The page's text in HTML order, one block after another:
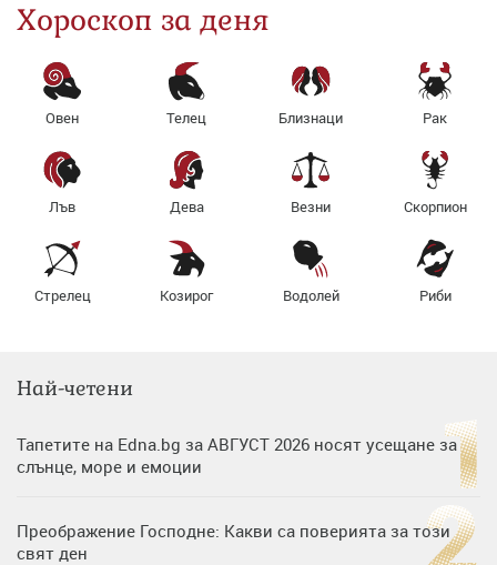
Хороскоп за деня
Овен Телец Близнаци Рак
Лъв Дева Везни Скорпион
Стрелец Козирог Водолей Риби
Най-четени
Тапетите на Edna.bg за АВГУСТ 2026 носят усещане за
слънце, море и емоции
Преображение Господне: Какви са поверията за този
свят ден